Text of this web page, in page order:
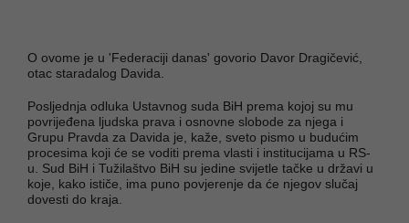
O ovome je u 'Federaciji danas' govorio Davor Dragičević,
otac staradalog Davida.
Posljednja odluka Ustavnog suda BiH prema kojoj su mu
povrijeđena ljudska prava i osnovne slobode za njega i
Grupu Pravda za Davida je, kaže, sveto pismo u budućim
procesima koji će se voditi prema vlasti i institucijama u RS-
u. Sud BiH i Tužilaštvo BiH su jedine svijetle tačke u državi u
koje, kako ističe, ima puno povjerenje da će njegov slučaj
dovesti do kraja.